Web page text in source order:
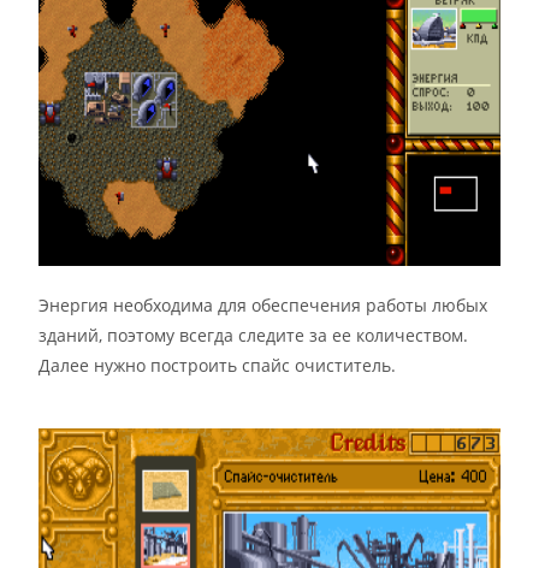
Энергия необходима для обеспечения работы любых
зданий, поэтому всегда следите за ее количеством.
Далее нужно построить спайс очиститель.